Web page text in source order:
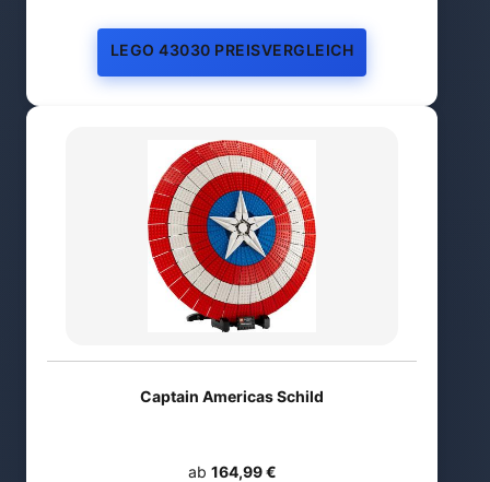
LEGO 43030 PREISVERGLEICH
Captain Americas Schild
ab 164,99 €